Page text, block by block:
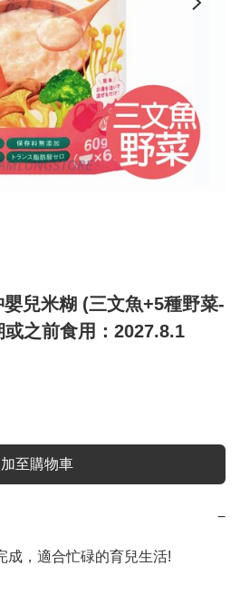
兒米糊 (三文魚+5種野菜-
之前食用：2027.8.1
加至購物車
−
成，適合忙碌的育兒生活!